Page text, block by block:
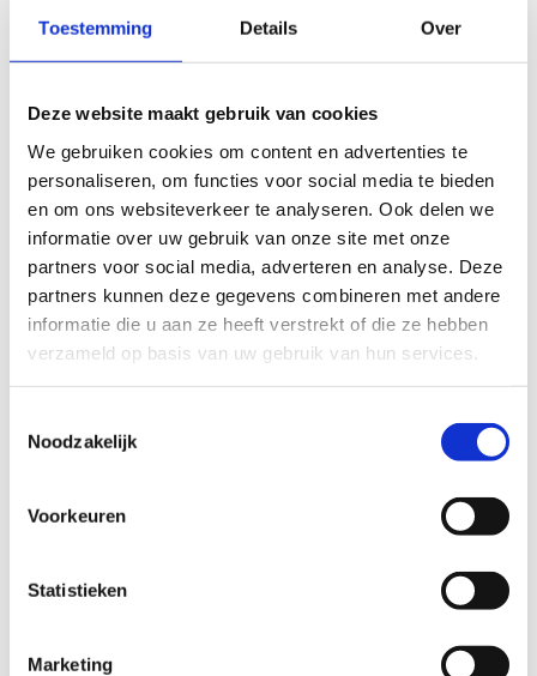
Toestemming Details Over
Deze website maakt gebruik van cookies
We gebruiken cookies om content en advertenties te
personaliseren, om functies voor social media te bieden
en om ons websiteverkeer te analyseren. Ook delen we
informatie over uw gebruik van onze site met onze
partners voor social media, adverteren en analyse. Deze
partners kunnen deze gegevens combineren met andere
informatie die u aan ze heeft verstrekt of die ze hebben
verzameld op basis van uw gebruik van hun services.
Noodzakelijk
Voorkeuren
Statistieken
Marketing
Geef aan tot welk domein jouw vraag behoort
KIES EEN DOMEIN
Jouw vraag